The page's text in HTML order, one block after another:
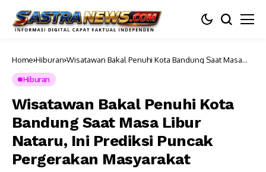
Home Hiburan Wisatawan Bakal Penuhi Kota Bandung Saat Masa
Hiburan
Wisatawan Bakal Penuhi Kota
Bandung Saat Masa Libur
Nataru, Ini Prediksi Puncak
Pergerakan Masyarakat